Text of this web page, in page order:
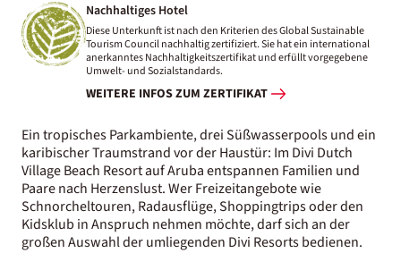
Nachhaltiges Hotel
Diese Unterkunft ist nach den Kriterien des Global Sustainable
Tourism Council nachhaltig zertifiziert. Sie hat ein international
anerkanntes Nachhaltigkeitszertifikat und erfüllt vorgegebene
Umwelt- und Sozialstandards.
WEITERE INFOS ZUM ZERTIFIKAT
Ein tropisches Parkambiente, drei Süßwasserpools und ein
karibischer Traumstrand vor der Haustür: Im Divi Dutch
Village Beach Resort auf Aruba entspannen Familien und
Paare nach Herzenslust. Wer Freizeitangebote wie
Schnorcheltouren, Radausflüge, Shoppingtrips oder den
Kidsklub in Anspruch nehmen möchte, darf sich an der
großen Auswahl der umliegenden Divi Resorts bedienen.